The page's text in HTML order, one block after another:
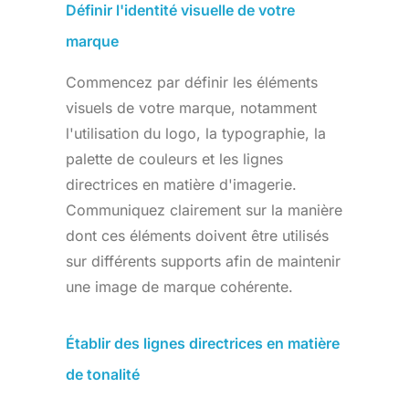
Définir l'identité visuelle de votre
marque
Commencez par définir les éléments
visuels de votre marque, notamment
l'utilisation du logo, la typographie, la
palette de couleurs et les lignes
directrices en matière d'imagerie.
Communiquez clairement sur la manière
dont ces éléments doivent être utilisés
sur différents supports afin de maintenir
une image de marque cohérente.
Établir des lignes directrices en matière
de tonalité